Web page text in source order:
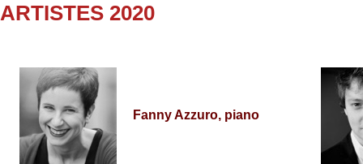
ARTISTES 2020
Fanny Azzuro, piano